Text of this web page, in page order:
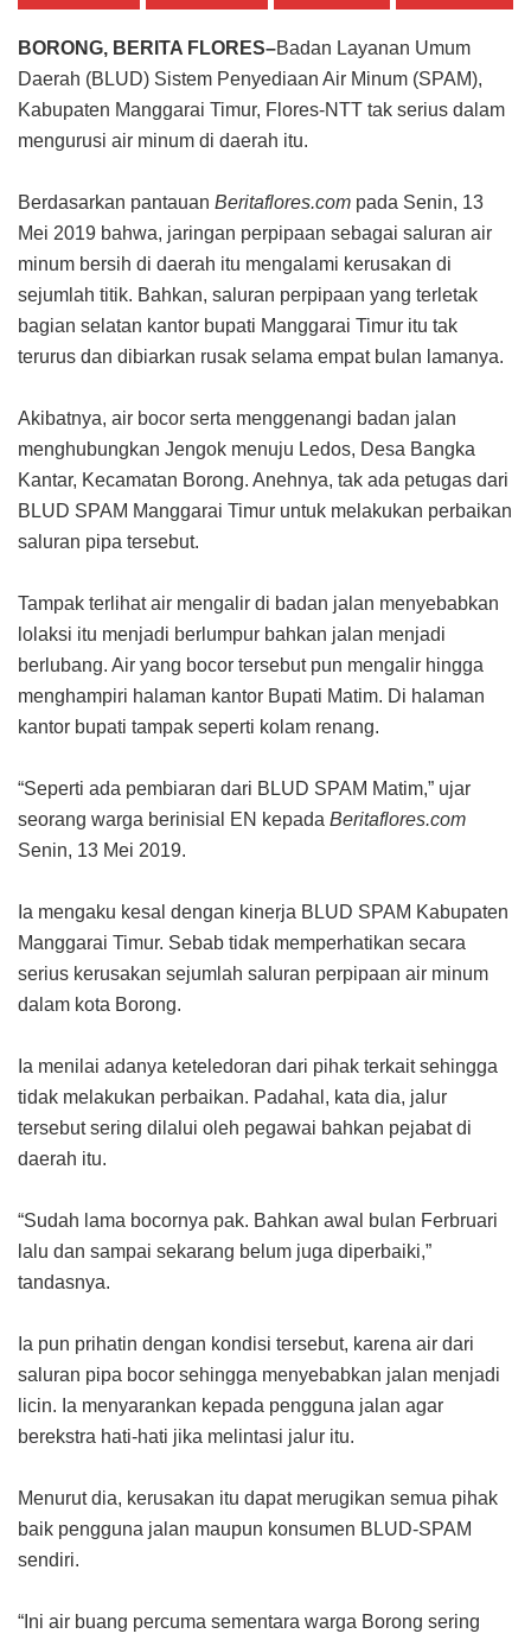
BORONG, BERITA FLORES–Badan Layanan Umum
Daerah (BLUD) Sistem Penyediaan Air Minum (SPAM),
Kabupaten Manggarai Timur, Flores-NTT tak serius dalam
mengurusi air minum di daerah itu.
Berdasarkan pantauan Beritaflores.com pada Senin, 13
Mei 2019 bahwa, jaringan perpipaan sebagai saluran air
minum bersih di daerah itu mengalami kerusakan di
sejumlah titik. Bahkan, saluran perpipaan yang terletak
bagian selatan kantor bupati Manggarai Timur itu tak
terurus dan dibiarkan rusak selama empat bulan lamanya.
Akibatnya, air bocor serta menggenangi badan jalan
menghubungkan Jengok menuju Ledos, Desa Bangka
Kantar, Kecamatan Borong. Anehnya, tak ada petugas dari
BLUD SPAM Manggarai Timur untuk melakukan perbaikan
saluran pipa tersebut.
Tampak terlihat air mengalir di badan jalan menyebabkan
lolaksi itu menjadi berlumpur bahkan jalan menjadi
berlubang. Air yang bocor tersebut pun mengalir hingga
menghampiri halaman kantor Bupati Matim. Di halaman
kantor bupati tampak seperti kolam renang.
“Seperti ada pembiaran dari BLUD SPAM Matim,” ujar
seorang warga berinisial EN kepada Beritaflores.com
Senin, 13 Mei 2019.
Ia mengaku kesal dengan kinerja BLUD SPAM Kabupaten
Manggarai Timur. Sebab tidak memperhatikan secara
serius kerusakan sejumlah saluran perpipaan air minum
dalam kota Borong.
Ia menilai adanya keteledoran dari pihak terkait sehingga
tidak melakukan perbaikan. Padahal, kata dia, jalur
tersebut sering dilalui oleh pegawai bahkan pejabat di
daerah itu.
“Sudah lama bocornya pak. Bahkan awal bulan Ferbruari
lalu dan sampai sekarang belum juga diperbaiki,”
tandasnya.
Ia pun prihatin dengan kondisi tersebut, karena air dari
saluran pipa bocor sehingga menyebabkan jalan menjadi
licin. Ia menyarankan kepada pengguna jalan agar
berekstra hati-hati jika melintasi jalur itu.
Menurut dia, kerusakan itu dapat merugikan semua pihak
baik pengguna jalan maupun konsumen BLUD-SPAM
sendiri.
“Ini air buang percuma sementara warga Borong sering